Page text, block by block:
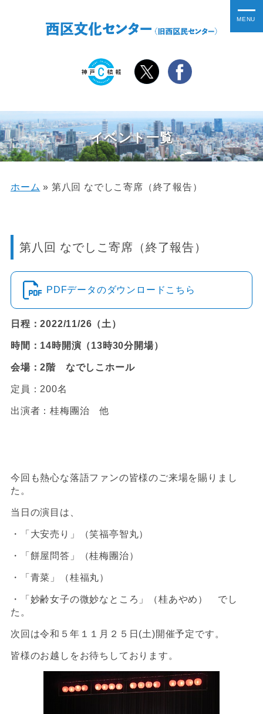
イベント一覧
ホーム » 第八回 なでしこ寄席（終了報告）
第八回 なでしこ寄席（終了報告）
PDFデータのダウンロードこちら
日程：2022/11/26（土）
時間：14時開演（13時30分開場）
会場：2階 なでしこホール
定員：200名
出演者：桂梅團治 他
今回も熱心な落語ファンの皆様のご来場を賜りまし
た。
当日の演目は、
・「大安売り」（笑福亭智丸）
・「餅屋問答」（桂梅團治）
・「青菜」（桂福丸）
・「妙齢女子の微妙なところ」（桂あやめ） でし
た。
次回は令和５年１１月２５日 (土)開催予定です。
皆様のお越しをお待ちしております。